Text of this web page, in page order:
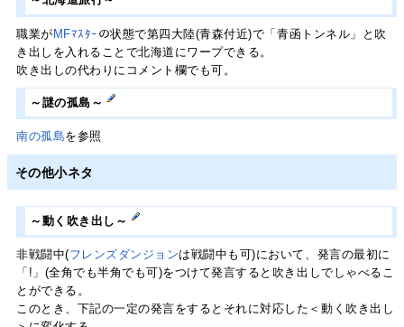
職業が MFﾏｽﾀｰ の状態で第四大陸(青森付近)で「青函トンネル」と吹
き出しを入れることで北海道にワープできる。
吹き出しの代わりにコメント欄でも可。
～謎の孤島～
南の孤島を参照
その他小ネタ
～動く吹き出し～
非戦闘中(フレンズダンジョンは戦闘中も可)において、発言の最初に
「!」(全角でも半角でも可)をつけて発言すると吹き出しでしゃべるこ
とができる。
このとき、下記の一定の発言をするとそれに対応した＜動く吹き出し